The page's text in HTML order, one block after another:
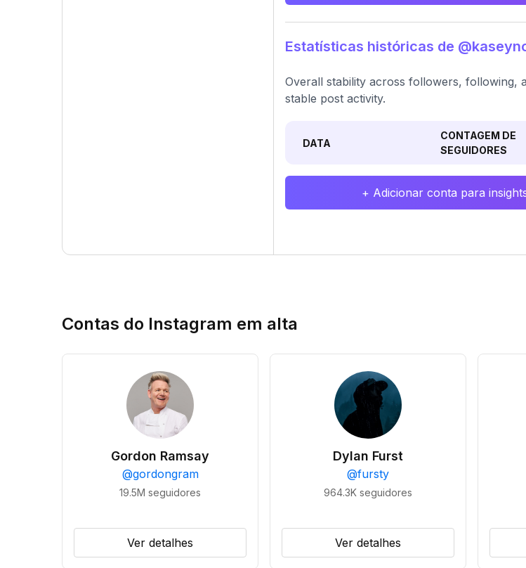
Estatísticas históricas de
Overall stability across followers, following,
stable post activity.
DATA
CONTAGEM DE
SEGUIDORES
+ Adicionar conta para
Contas do Instagram em alta
Gordon Ramsay
@gordongram
19.5M seguidores
Ver detalhes
Dylan Furst
@fursty
964.3K seguidores
Ver detalhes